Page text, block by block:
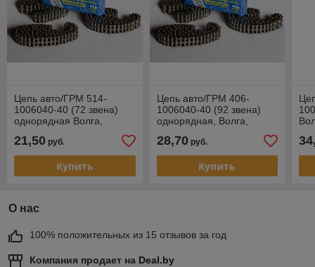
Цепь авто/ГРМ 514-
1006040-40 (72 звена)
однорядная Волга,
Газель, УАЗ под звездочку
(двигатель Евро-4)
21,50 руб.
Купить
Цепь авто/ГРМ 406-
1006040-40 (92 звена)
однорядная, Волга,
Газель, УАЗ под звездочку
(двигатель Евро-4)
28,70руб.
Купить
О нас
100% положительных из 15 отзывов за год
Компания продает на Deal.by